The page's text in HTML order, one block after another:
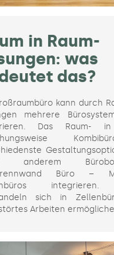
in Raum-
was
das?
kann durch
mehrere
Das Raum- in
anderem
Büro –
integrieren.
sich in
Arbeiten